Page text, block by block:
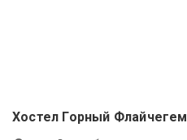
Хостел Горный Флайчегем